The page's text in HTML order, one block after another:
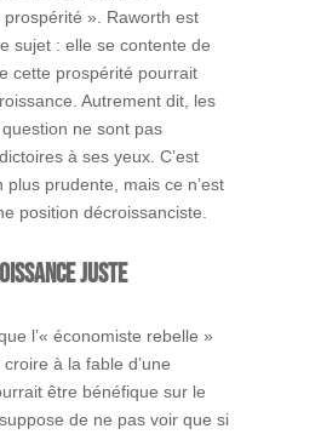
prospérité ». Raworth est
sujet : elle se contente de
cette prospérité pourrait
Autrement dit, les
ne sont pas
à ses yeux. C’est
plus prudente, mais ce n’est
position décroissanciste.
juste
l’« économiste rebelle »
à la fable d’une
être bénéfique sur le
de ne pas voir que si